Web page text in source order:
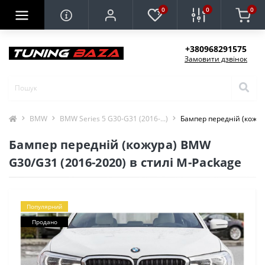
0 0 0
+380968291575
Замовити дзвінок
BMW BMW Series 5 G30-G31 (2016-...) Бампер передній
Бампер передній (кожура) BMW
G30/G31 (2016-2020) в стилі M-Package
Популярний
Продано